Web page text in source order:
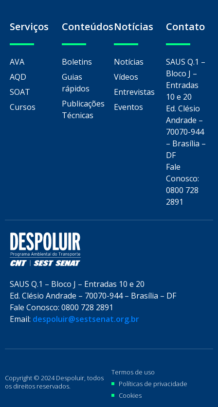
Serviços
AVA
AQD
SOAT
Cursos
Conteúdos
Boletins
Guias
rápidos
Publicações
Técnicas
Notícias
Notícias
Vídeos
Entrevistas
Eventos
Contato
SAUS Q.1 –
Bloco J –
Entradas
10 e 20
Ed. Clésio
Andrade –
70070-944
– Brasília –
DF
Fale
Conosco:
0800 728
2891
SAUS Q.1 – Bloco J – Entradas 10 e 20
Ed. Clésio Andrade – 70070-944 – Brasília – DF
Fale Conosco: 0800 728 2891
Email: despoluir@sestsenat.org.br
Copyright © 2024 Despoluir, todos
os direitos reservados.
Termos de uso
Políticas de privacidade
Cookies